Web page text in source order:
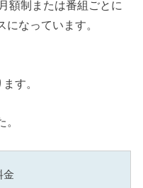
額制または番組ごとに
なっています。
す。
金